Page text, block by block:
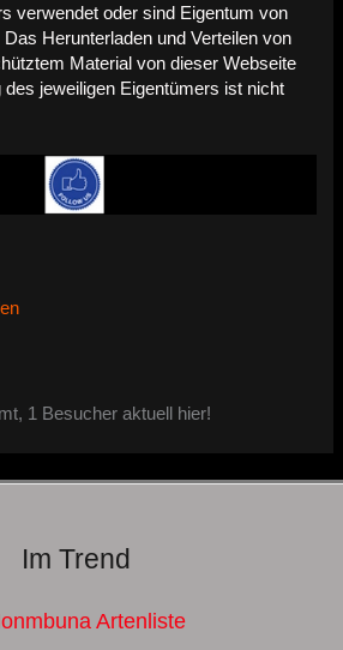
verwendet oder sind Eigentum von
Herunterladen und Verteilen von
Material von dieser Webseite
jeweiligen Eigentümers ist nicht
1 Besucher aktuell hier!
Im Trend
Artenliste